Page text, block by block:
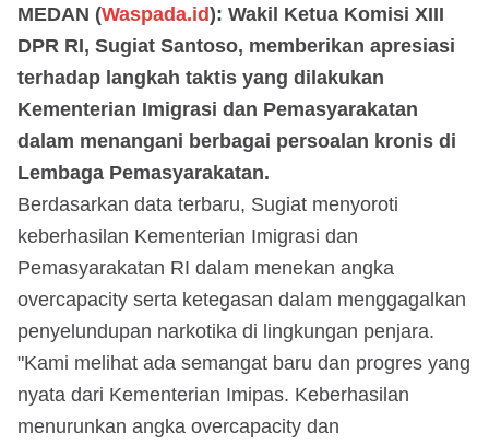
MEDAN (Waspada.id): Wakil Ketua Komisi XIII
DPR RI, Sugiat Santoso, memberikan apresiasi
terhadap langkah taktis yang dilakukan
Kementerian Imigrasi dan Pemasyarakatan
dalam menangani berbagai persoalan kronis di
Lembaga Pemasyarakatan.
Berdasarkan data terbaru, Sugiat menyoroti
keberhasilan Kementerian Imigrasi dan
Pemasyarakatan RI dalam menekan angka
overcapacity serta ketegasan dalam menggagalkan
penyelundupan narkotika di lingkungan penjara.
"Kami melihat ada semangat baru dan progres yang
nyata dari Kementerian Imipas. Keberhasilan
menurunkan angka overcapacity dan